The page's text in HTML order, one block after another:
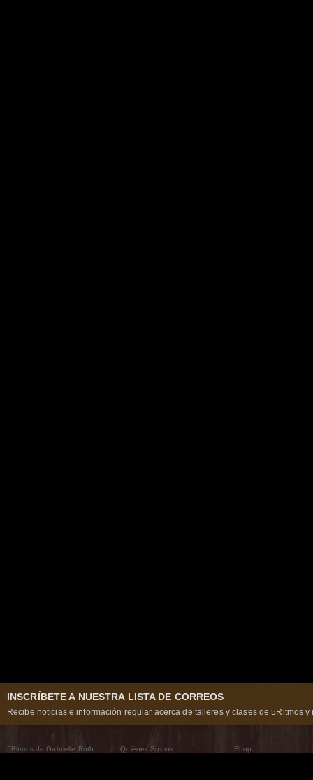
INSCRÍBETE A NUESTRA LISTA DE CORREOS
Recibe noticias e información regular acerca de talleres y clases de 5Ritmos y
5Ritmos de Gabrielle Roth
Quiénes Somos
Shop